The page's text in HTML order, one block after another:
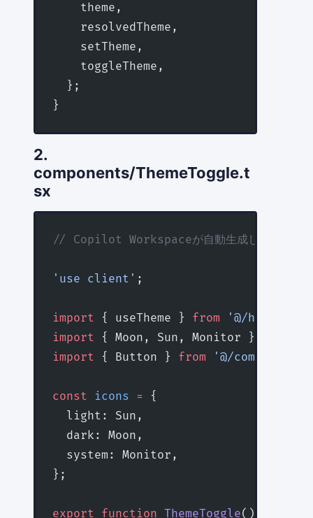
    theme,
    resolvedTheme,
    setTheme,
    toggleTheme,
  };
}
2.
components/ThemeToggle.t
sx
// Copilot Workspaceが自動生成したコンポ
'use client' ;
import { useTheme } from '@/hooks/
import { Moon, Sun, Monitor }
import { Button } from '@/
const icons = {
  light: Sun,
  dark: Moon,
  system: Monitor,
};
export function ThemeToggle() {